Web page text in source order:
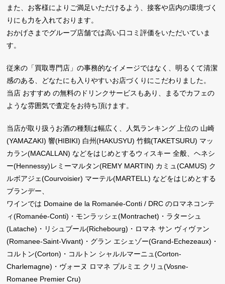
また、お客様によりご満足いただけるよう、接客や店内の環境づく
りにも力を入れております。
おかげさまでグループ店舗では高い口コミ評価をいただいていま
す。
従来の「買取専門店」の事務的なイメージではなく、明るくて清潔
感のある、どなたにも入りやすいお店づくりにこだわりました。
当店 おすすめ の無料のドリンクサービスもあり、まるでカフェの
ような雰囲気で査定をお待ち頂けます。
当店が取り扱うお酒の種類は幅広く、人気ランキング 上位の 山崎
(YAMAZAKI) 響(HIBIKI) 白州(HAKUSYU) 竹鶴(TAKETSURU) マッ
カラン(MACALLAN) などをはじめとするウィスキー 全般、ヘネシ
ー(Hennessy)レミーマルタン(REMY MARTIN) カミュ(CAMUS) ク
ルボアジェ(Courvoisier) マーテル(MARTELL) などをはじめとする
ブランデー、
ワインでは Domaine de la Romanée-Conti / DRC のロマネコンテ
ィ(Romanée-Conti)・モンラッシェ(Montrachet)・ラターシュ
(Latache)・リシュブール(Richebourg)・ロマネ サン ヴィヴァン
(Romanee-Saint-Vivant)・グラン エシェゾー(Grand-Echezeaux)・
コルトン(Corton)・コルトン シャルルマーニュ(Corton-
Charlemagne)・ヴォーヌ ロマネ プルミエ クリュ(Vosne-
Romanee Premier Cru)